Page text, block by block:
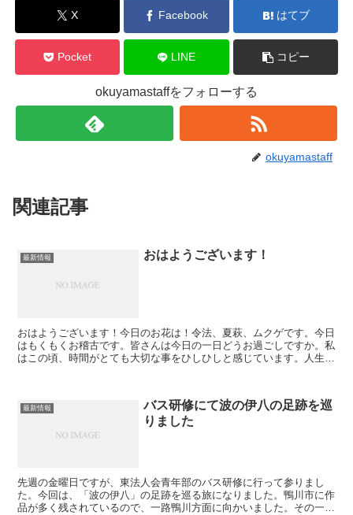
X Facebook はてブ
Pocket LINE コピー
okuyamastaffをフォローする
okuyamastaff
関連記事
最新情報 おはようございます！
おはようございます！今日のお花は！令法、夏萩、ムクゲです。今日
はもくもくお稽古です。皆さんは今日の一日どうお過ごしですか。私
はこの頃、時間がとても大切な事をひしひしと感じています。人生の
最新情報
バス研修にて波の伊八の足跡を巡
りました
先週の金曜日ですが、東法人会青年部のバス研修に行って参りまし
た。今回は、「波の伊八」の足跡を巡る旅になりました。鴨川市に作
品が多く残されているので、一路鴨川方面に向かいました。その一部